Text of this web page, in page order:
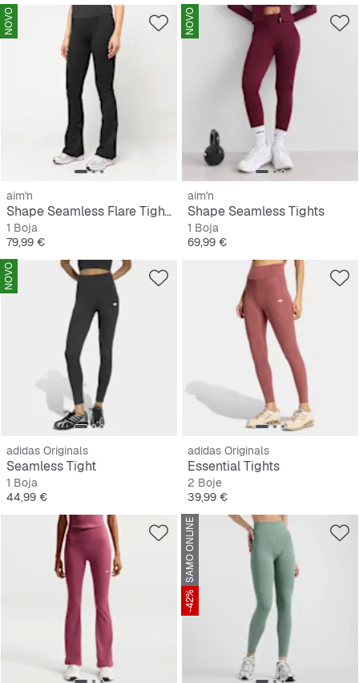
NOVO
aim'n
Shape Seamless Flare Tights
1 Boja
Cijena
79,99 €
NOVO
aim'n
Shape Seamless Tights
1 Boja
Cijena
69,99 €
NOVO
adidas Originals
Seamless Tight
1 Boja
Cijena
44,99 €
adidas Originals
Essential Tights
2 Boje
Cijena
39,99 €
SAMO ONLINE
-42%